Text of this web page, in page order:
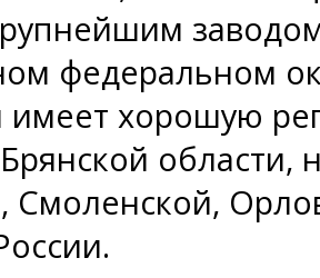
федеральном
имеет хорошую
Смоленской,